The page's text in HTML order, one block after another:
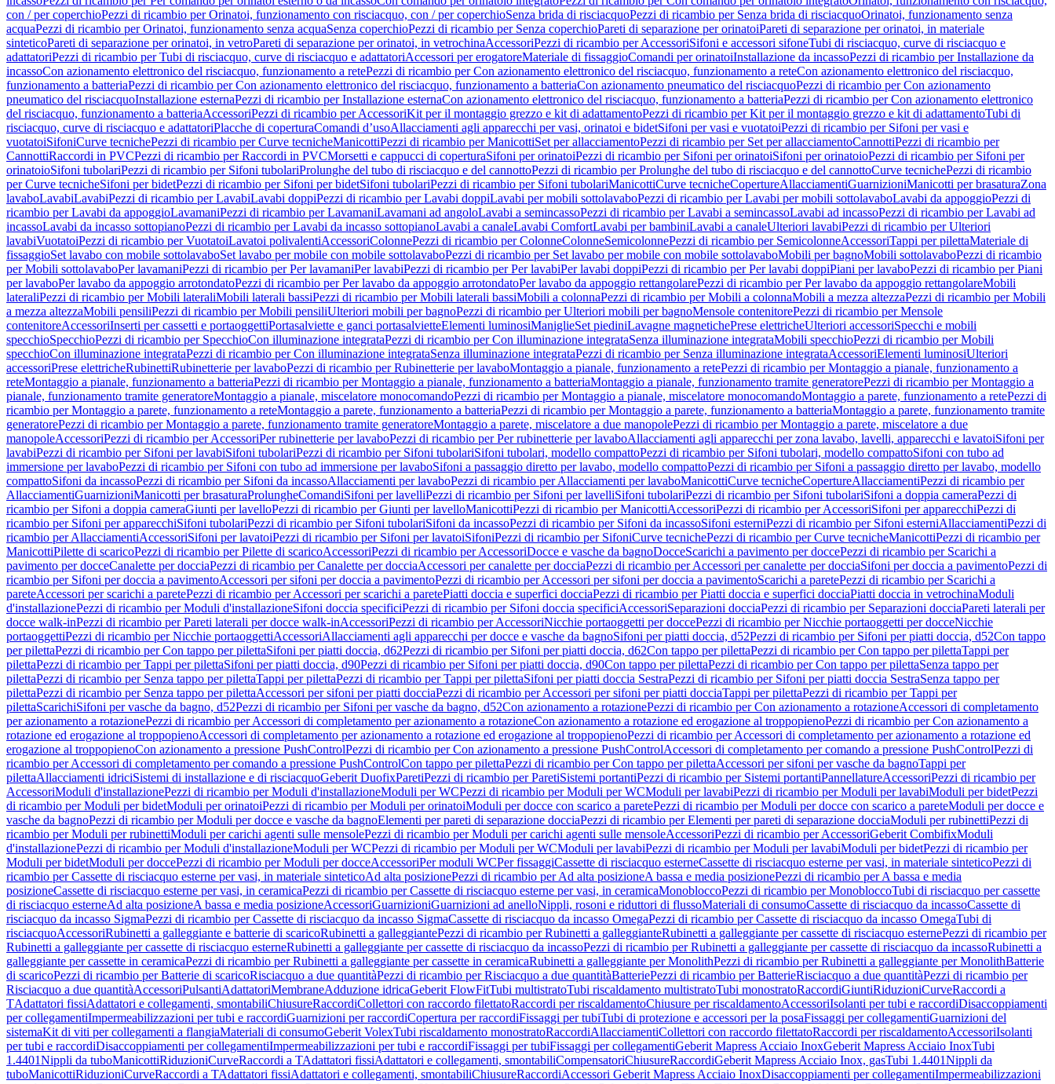
con / per coperchioPezzi di ricambio per Orinatoi, funzionamento con risciacquo, con / per coperchioSenza brida di risciacquoPezzi di ricambio per Senza brida di risciacquoOrinatoi, funzionamento senza
acquaPezzi di ricambio per Orinatoi, funzionamento senza acquaSenza coperchioPezzi di ricambio per Senza coperchioPareti di separazione per orinatoiPareti di separazione per orinatoi, in materiale
sinteticoPareti di separazione per orinatoi, in vetroPareti di separazione per orinatoi, in vetrochinaAccessoriPezzi di ricambio per AccessoriSifoni e accessori sifoneTubi di risciacquo, curve di risciacquo e
adattatoriPezzi di ricambio per Tubi di risciacquo, curve di risciacquo e adattatoriAccessori per erogatoreMateriale di fissaggioComandi per orinatoiInstallazione da incassoPezzi di ricambio per Installazione da
incassoCon azionamento elettronico del risciacquo, funzionamento a retePezzi di ricambio per Con azionamento elettronico del risciacquo, funzionamento a reteCon azionamento elettronico del risciacquo,
funzionamento a batteriaPezzi di ricambio per Con azionamento elettronico del risciacquo, funzionamento a batteriaCon azionamento pneumatico del risciacquoPezzi di ricambio per Con azionamento
pneumatico del risciacquoInstallazione esternaPezzi di ricambio per Installazione esternaCon azionamento elettronico del risciacquo, funzionamento a batteriaPezzi di ricambio per Con azionamento elettronico
del risciacquo, funzionamento a batteriaAccessoriPezzi di ricambio per AccessoriKit per il montaggio grezzo e kit di adattamentoPezzi di ricambio per Kit per il montaggio grezzo e kit di adattamentoTubi di
risciacquo, curve di risciacquo e adattatoriPlacche di coperturaComandi d’usoAllacciamenti agli apparecchi per vasi, orinatoi e bidetSifoni per vasi e vuotatoiPezzi di ricambio per Sifoni per vasi e
vuotatoiSifoniCurve tecnichePezzi di ricambio per Curve tecnicheManicottiPezzi di ricambio per ManicottiSet per allacciamentoPezzi di ricambio per Set per allacciamentoCannottiPezzi di ricambio per
CannottiRaccordi in PVCPezzi di ricambio per Raccordi in PVCMorsetti e cappucci di coperturaSifoni per orinatoiPezzi di ricambio per Sifoni per orinatoiSifoni per orinatoioPezzi di ricambio per Sifoni per
orinatoioSifoni tubolariPezzi di ricambio per Sifoni tubolariProlunghe del tubo di risciacquo e del cannottoPezzi di ricambio per Prolunghe del tubo di risciacquo e del cannottoCurve tecnichePezzi di ricambio
per Curve tecnicheSifoni per bidetPezzi di ricambio per Sifoni per bidetSifoni tubolariPezzi di ricambio per Sifoni tubolariManicottiCurve tecnicheCopertureAllacciamentiGuarnizioniManicotti per brasaturaZona
lavaboLavabiLavabiPezzi di ricambio per LavabiLavabi doppiPezzi di ricambio per Lavabi doppiLavabi per mobili sottolavaboPezzi di ricambio per Lavabi per mobili sottolavaboLavabi da appoggioPezzi di
ricambio per Lavabi da appoggioLavamaniPezzi di ricambio per LavamaniLavamani ad angoloLavabi a semincassoPezzi di ricambio per Lavabi a semincassoLavabi ad incassoPezzi di ricambio per Lavabi ad
incassoLavabi da incasso sottopianoPezzi di ricambio per Lavabi da incasso sottopianoLavabi a canaleLavabi ComfortLavabi per bambiniLavabi a canaleUlteriori lavabiPezzi di ricambio per Ulteriori
lavabiVuotatoiPezzi di ricambio per VuotatoiLavatoi polivalentiAccessoriColonnePezzi di ricambio per ColonneColonneSemicolonnePezzi di ricambio per SemicolonneAccessoriTappi per pilettaMateriale di
fissaggioSet lavabo con mobile sottolavaboSet lavabo per mobile con mobile sottolavaboPezzi di ricambio per Set lavabo per mobile con mobile sottolavaboMobili per bagnoMobili sottolavaboPezzi di ricambio
per Mobili sottolavaboPer lavamaniPezzi di ricambio per Per lavamaniPer lavabiPezzi di ricambio per Per lavabiPer lavabi doppiPezzi di ricambio per Per lavabi doppiPiani per lavaboPezzi di ricambio per Piani
per lavaboPer lavabo da appoggio arrotondatoPezzi di ricambio per Per lavabo da appoggio arrotondatoPer lavabo da appoggio rettangolarePezzi di ricambio per Per lavabo da appoggio rettangolareMobili
lateraliPezzi di ricambio per Mobili lateraliMobili laterali bassiPezzi di ricambio per Mobili laterali bassiMobili a colonnaPezzi di ricambio per Mobili a colonnaMobili a mezza altezzaPezzi di ricambio per Mobili
a mezza altezzaMobili pensiliPezzi di ricambio per Mobili pensiliUlteriori mobili per bagnoPezzi di ricambio per Ulteriori mobili per bagnoMensole contenitorePezzi di ricambio per Mensole
contenitoreAccessoriInserti per cassetti e portaoggettiPortasalviette e ganci portasalvietteElementi luminosiManiglieSet piediniLavagne magnetichePrese elettricheUlteriori accessoriSpecchi e mobili
specchioSpecchioPezzi di ricambio per SpecchioCon illuminazione integrataPezzi di ricambio per Con illuminazione integrataSenza illuminazione integrataMobili specchioPezzi di ricambio per Mobili
specchioCon illuminazione integrataPezzi di ricambio per Con illuminazione integrataSenza illuminazione integrataPezzi di ricambio per Senza illuminazione integrataAccessoriElementi luminosiUlteriori
accessoriPrese elettricheRubinettiRubinetterie per lavaboPezzi di ricambio per Rubinetterie per lavaboMontaggio a pianale, funzionamento a retePezzi di ricambio per Montaggio a pianale, funzionamento a
reteMontaggio a pianale, funzionamento a batteriaPezzi di ricambio per Montaggio a pianale, funzionamento a batteriaMontaggio a pianale, funzionamento tramite generatorePezzi di ricambio per Montaggio a
pianale, funzionamento tramite generatoreMontaggio a pianale, miscelatore monocomandoPezzi di ricambio per Montaggio a pianale, miscelatore monocomandoMontaggio a parete, funzionamento a retePezzi di
ricambio per Montaggio a parete, funzionamento a reteMontaggio a parete, funzionamento a batteriaPezzi di ricambio per Montaggio a parete, funzionamento a batteriaMontaggio a parete, funzionamento tramite
generatorePezzi di ricambio per Montaggio a parete, funzionamento tramite generatoreMontaggio a parete, miscelatore a due manopolePezzi di ricambio per Montaggio a parete, miscelatore a due
manopoleAccessoriPezzi di ricambio per AccessoriPer rubinetterie per lavaboPezzi di ricambio per Per rubinetterie per lavaboAllacciamenti agli apparecchi per zona lavabo, lavelli, apparecchi e lavatoiSifoni per
lavabiPezzi di ricambio per Sifoni per lavabiSifoni tubolariPezzi di ricambio per Sifoni tubolariSifoni tubolari, modello compattoPezzi di ricambio per Sifoni tubolari, modello compattoSifoni con tubo ad
immersione per lavaboPezzi di ricambio per Sifoni con tubo ad immersione per lavaboSifoni a passaggio diretto per lavabo, modello compattoPezzi di ricambio per Sifoni a passaggio diretto per lavabo, modello
compattoSifoni da incassoPezzi di ricambio per Sifoni da incassoAllacciamenti per lavaboPezzi di ricambio per Allacciamenti per lavaboManicottiCurve tecnicheCopertureAllacciamentiPezzi di ricambio per
AllacciamentiGuarnizioniManicotti per brasaturaProlungheComandiSifoni per lavelliPezzi di ricambio per Sifoni per lavelliSifoni tubolariPezzi di ricambio per Sifoni tubolariSifoni a doppia cameraPezzi di
ricambio per Sifoni a doppia cameraGiunti per lavelloPezzi di ricambio per Giunti per lavelloManicottiPezzi di ricambio per ManicottiAccessoriPezzi di ricambio per AccessoriSifoni per apparecchiPezzi di
ricambio per Sifoni per apparecchiSifoni tubolariPezzi di ricambio per Sifoni tubolariSifoni da incassoPezzi di ricambio per Sifoni da incassoSifoni esterniPezzi di ricambio per Sifoni esterniAllacciamentiPezzi di
ricambio per AllacciamentiAccessoriSifoni per lavatoiPezzi di ricambio per Sifoni per lavatoiSifoniPezzi di ricambio per SifoniCurve tecnichePezzi di ricambio per Curve tecnicheManicottiPezzi di ricambio per
ManicottiPilette di scaricoPezzi di ricambio per Pilette di scaricoAccessoriPezzi di ricambio per AccessoriDocce e vasche da bagnoDocceScarichi a pavimento per doccePezzi di ricambio per Scarichi a
pavimento per docceCanalette per docciaPezzi di ricambio per Canalette per docciaAccessori per canalette per docciaPezzi di ricambio per Accessori per canalette per docciaSifoni per doccia a pavimentoPezzi di
ricambio per Sifoni per doccia a pavimentoAccessori per sifoni per doccia a pavimentoPezzi di ricambio per Accessori per sifoni per doccia a pavimentoScarichi a paretePezzi di ricambio per Scarichi a
pareteAccessori per scarichi a paretePezzi di ricambio per Accessori per scarichi a paretePiatti doccia e superfici docciaPezzi di ricambio per Piatti doccia e superfici docciaPiatti doccia in vetrochinaModuli
d'installazionePezzi di ricambio per Moduli d'installazioneSifoni doccia specificiPezzi di ricambio per Sifoni doccia specificiAccessoriSeparazioni docciaPezzi di ricambio per Separazioni docciaPareti laterali per
docce walk-inPezzi di ricambio per Pareti laterali per docce walk-inAccessoriPezzi di ricambio per AccessoriNicchie portaoggetti per doccePezzi di ricambio per Nicchie portaoggetti per docceNicchie
portaoggettiPezzi di ricambio per Nicchie portaoggettiAccessoriAllacciamenti agli apparecchi per docce e vasche da bagnoSifoni per piatti doccia, d52Pezzi di ricambio per Sifoni per piatti doccia, d52Con tappo
per pilettaPezzi di ricambio per Con tappo per pilettaSifoni per piatti doccia, d62Pezzi di ricambio per Sifoni per piatti doccia, d62Con tappo per pilettaPezzi di ricambio per Con tappo per pilettaTappi per
pilettaPezzi di ricambio per Tappi per pilettaSifoni per piatti doccia, d90Pezzi di ricambio per Sifoni per piatti doccia, d90Con tappo per pilettaPezzi di ricambio per Con tappo per pilettaSenza tappo per
pilettaPezzi di ricambio per Senza tappo per pilettaTappi per pilettaPezzi di ricambio per Tappi per pilettaSifoni per piatti doccia SestraPezzi di ricambio per Sifoni per piatti doccia SestraSenza tappo per
pilettaPezzi di ricambio per Senza tappo per pilettaAccessori per sifoni per piatti docciaPezzi di ricambio per Accessori per sifoni per piatti docciaTappi per pilettaPezzi di ricambio per Tappi per
pilettaScarichiSifoni per vasche da bagno, d52Pezzi di ricambio per Sifoni per vasche da bagno, d52Con azionamento a rotazionePezzi di ricambio per Con azionamento a rotazioneAccessori di completamento
per azionamento a rotazionePezzi di ricambio per Accessori di completamento per azionamento a rotazioneCon azionamento a rotazione ed erogazione al troppopienoPezzi di ricambio per Con azionamento a
rotazione ed erogazione al troppopienoAccessori di completamento per azionamento a rotazione ed erogazione al troppopienoPezzi di ricambio per Accessori di completamento per azionamento a rotazione ed
erogazione al troppopienoCon azionamento a pressione PushControlPezzi di ricambio per Con azionamento a pressione PushControlAccessori di completamento per comando a pressione PushControlPezzi di
ricambio per Accessori di completamento per comando a pressione PushControlCon tappo per pilettaPezzi di ricambio per Con tappo per pilettaAccessori per sifoni per vasche da bagnoTappi per
pilettaAllacciamenti idriciSistemi di installazione e di risciacquoGeberit DuofixParetiPezzi di ricambio per ParetiSistemi portantiPezzi di ricambio per Sistemi portantiPannellatureAccessoriPezzi di ricambio per
AccessoriModuli d'installazionePezzi di ricambio per Moduli d'installazioneModuli per WCPezzi di ricambio per Moduli per WCModuli per lavabiPezzi di ricambio per Moduli per lavabiModuli per bidetPezzi
di ricambio per Moduli per bidetModuli per orinatoiPezzi di ricambio per Moduli per orinatoiModuli per docce con scarico a paretePezzi di ricambio per Moduli per docce con scarico a pareteModuli per docce e
vasche da bagnoPezzi di ricambio per Moduli per docce e vasche da bagnoElementi per pareti di separazione docciaPezzi di ricambio per Elementi per pareti di separazione docciaModuli per rubinettiPezzi di
ricambio per Moduli per rubinettiModuli per carichi agenti sulle mensolePezzi di ricambio per Moduli per carichi agenti sulle mensoleAccessoriPezzi di ricambio per AccessoriGeberit CombifixModuli
d'installazionePezzi di ricambio per Moduli d'installazioneModuli per WCPezzi di ricambio per Moduli per WCModuli per lavabiPezzi di ricambio per Moduli per lavabiModuli per bidetPezzi di ricambio per
Moduli per bidetModuli per doccePezzi di ricambio per Moduli per docceAccessoriPer moduli WCPer fissaggiCassette di risciacquo esterneCassette di risciacquo esterne per vasi, in materiale sinteticoPezzi di
ricambio per Cassette di risciacquo esterne per vasi, in materiale sinteticoAd alta posizionePezzi di ricambio per Ad alta posizioneA bassa e media posizionePezzi di ricambio per A bassa e media
posizioneCassette di risciacquo esterne per vasi, in ceramicaPezzi di ricambio per Cassette di risciacquo esterne per vasi, in ceramicaMonobloccoPezzi di ricambio per MonobloccoTubi di risciacquo per cassette
di risciacquo esterneAd alta posizioneA bassa e media posizioneAccessoriGuarnizioniGuarnizioni ad anelloNippli, rosoni e riduttori di flussoMateriali di consumoCassette di risciacquo da incassoCassette di
risciacquo da incasso SigmaPezzi di ricambio per Cassette di risciacquo da incasso SigmaCassette di risciacquo da incasso OmegaPezzi di ricambio per Cassette di risciacquo da incasso OmegaTubi di
risciacquoAccessoriRubinetti a galleggiante e batterie di scaricoRubinetti a galleggiantePezzi di ricambio per Rubinetti a galleggianteRubinetti a galleggiante per cassette di risciacquo esternePezzi di ricambio per
Rubinetti a galleggiante per cassette di risciacquo esterneRubinetti a galleggiante per cassette di risciacquo da incassoPezzi di ricambio per Rubinetti a galleggiante per cassette di risciacquo da incassoRubinetti a
galleggiante per cassette in ceramicaPezzi di ricambio per Rubinetti a galleggiante per cassette in ceramicaRubinetti a galleggiante per MonolithPezzi di ricambio per Rubinetti a galleggiante per MonolithBatterie
di scaricoPezzi di ricambio per Batterie di scaricoRisciacquo a due quantitàPezzi di ricambio per Risciacquo a due quantitàBatteriePezzi di ricambio per BatterieRisciacquo a due quantitàPezzi di ricambio per
Risciacquo a due quantitàAccessoriPulsantiAdattatoriMembraneAdduzione idricaGeberit FlowFitTubi multistratoTubi riscaldamento multistratoTubi monostratoRaccordiGiuntiRiduzioniCurveRaccordi a
TAdattatori fissiAdattatori e collegamenti, smontabiliChiusureRaccordiCollettori con raccordo filettatoRaccordi per riscaldamentoChiusure per riscaldamentoAccessoriIsolanti per tubi e raccordiDisaccoppiamenti
per collegamentiImpermeabilizzazioni per tubi e raccordiGuarnizioni per raccordiCopertura per raccordiFissaggi per tubiTubi di protezione e accessori per la posaFissaggi per collegamentiGuarnizioni del
sistemaKit di viti per collegamenti a flangiaMateriali di consumoGeberit VolexTubi riscaldamento monostratoRaccordiAllacciamentiCollettori con raccordo filettatoRaccordi per riscaldamentoAccessoriIsolanti
per tubi e raccordiDisaccoppiamenti per collegamentiImpermeabilizzazioni per tubi e raccordiFissaggi per tubiFissaggi per collegamentiGeberit Mapress Acciaio InoxGeberit Mapress Acciaio InoxTubi
1.4401Nippli da tuboManicottiRiduzioniCurveRaccordi a TAdattatori fissiAdattatori e collegamenti, smontabiliCompensatoriChiusureRaccordiGeberit Mapress Acciaio Inox, gasTubi 1.4401Nippli da
tuboManicottiRiduzioniCurveRaccordi a TAdattatori fissiAdattatori e collegamenti, smontabiliChiusureRaccordiAccessori Geberit Mapress Acciaio InoxDisaccoppiamenti per collegamentiImpermeabilizzazioni